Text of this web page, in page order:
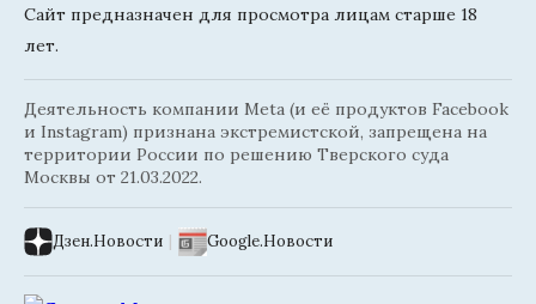
Сайт предназначен для просмотра лицам старше 18
лет.
Деятельность компании Meta (и её продуктов Facebook
и Instagram) признана экстремистской, запрещена на
территории России по решению Тверского суда
Москвы от 21.03.2022.
Дзен.Новости | Google.Новости